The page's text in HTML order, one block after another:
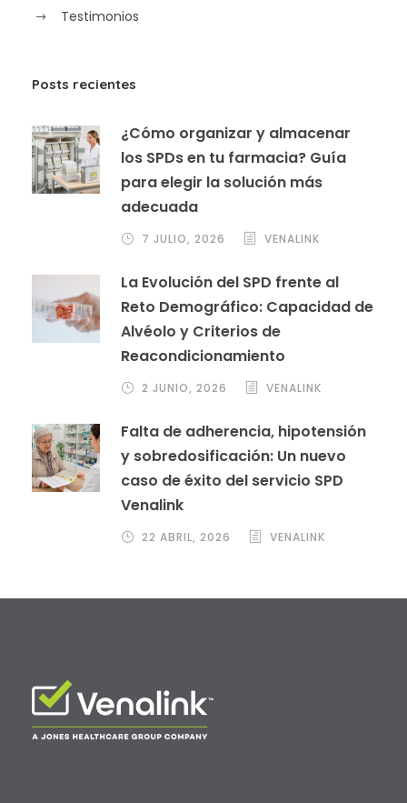
Testimonios
Posts recientes
¿Cómo organizar y almacenar
los SPDs en tu farmacia? Guía
para elegir la solución más
adecuada
7 JULIO, 2026 VENALINK
La Evolución del SPD frente al
Reto Demográfico: Capacidad de
Alvéolo y Criterios de
Reacondicionamiento
2 JUNIO, 2026 VENALINK
Falta de adherencia, hipotensión
y sobredosificación: Un nuevo
caso de éxito del servicio SPD
Venalink
22 ABRIL, 2026 VENALINK